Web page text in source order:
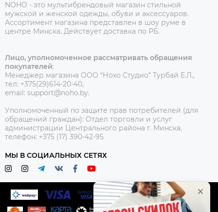
NOHO - это мультибрендовый магазин стильной
мужской и женской одежды, обуви и аксессуаров.
Ассортимент магазина представлен в шоу руме в
центре Минска. Действует доставка по РБ.
Лицо, уполномоченное рассматривать обращения
покупателей:
Менеджер магазина ООО “Нохо Студио” Турбай Е.Л.,
тел: +375(29)614-20-40,
email: support@noho.by.
Уполномоченный по защите прав потребителей (для
обращений граждан): Отдел торговли и услуг
администрации Центрального района г. Минска,
телефон: +375 (17) 390-42-95
МЫ В СОЦИАЛЬНЫХ СЕТЯХ